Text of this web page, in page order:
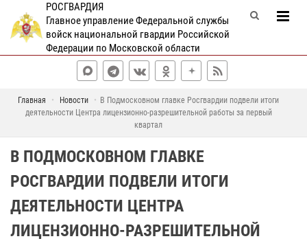
РОСГВАРДИЯ
Главное управление Федеральной службы
войск национальной гвардии Российской
Федерации по Московской области
Главная Новости
В Подмосковном главке Росгвардии подвели итоги
деятельности Центра лицензионно-разрешительной работы за первый
квартал
В ПОДМОСКОВНОМ ГЛАВКЕ
РОСГВАРДИИ ПОДВЕЛИ ИТОГИ
ДЕЯТЕЛЬНОСТИ ЦЕНТРА
ЛИЦЕНЗИОННО-РАЗРЕШИТЕЛЬНОЙ